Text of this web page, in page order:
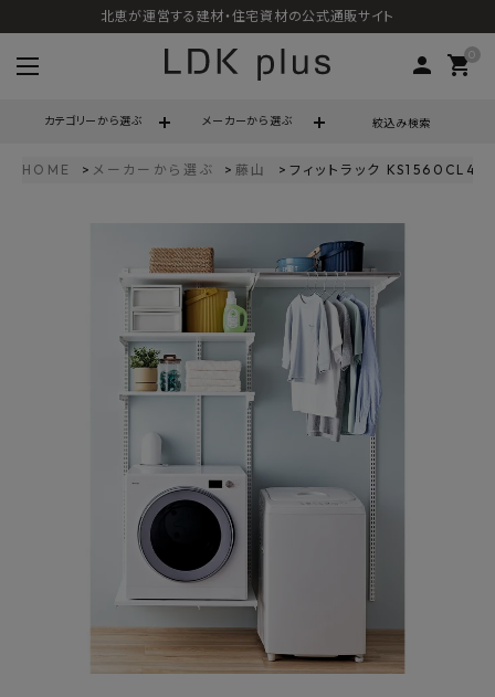
北恵が運営する建材・住宅資材の公式通販サイト
person 0
shopping_cart
カテゴリーから選ぶ メーカーから選ぶ 絞込み検索
06-6121-9302
営業時間 - 10:00～17:00（定休日 - 土日祝）
ACCOUNT MENU
ようこそ ゲスト 様
person 会員登録
最近チェックした商品
HOME メーカーから選ぶ 藤山 フィットラック KS1560CL4